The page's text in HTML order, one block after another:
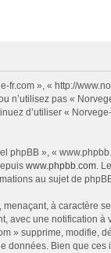
», « http://
pas «
d’utiliser «
», «
www.phpbb.com.
au sujet de
à
une notification
» supprime,
Bien que